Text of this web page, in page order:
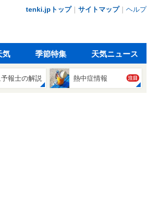
tenki.jpトップ｜ サイトマップ｜ ヘルプ
気 季節特集 天気ニュース
報士の解説 熱中症情報 注目